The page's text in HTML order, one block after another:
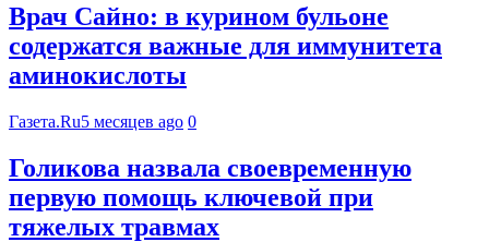
Врач Сайно: в курином бульоне
содержатся важные для иммунитета
аминокислоты
Газета.Ru5 месяцев ago 0
Голикова назвала своевременную
первую помощь ключевой при
тяжелых травмах